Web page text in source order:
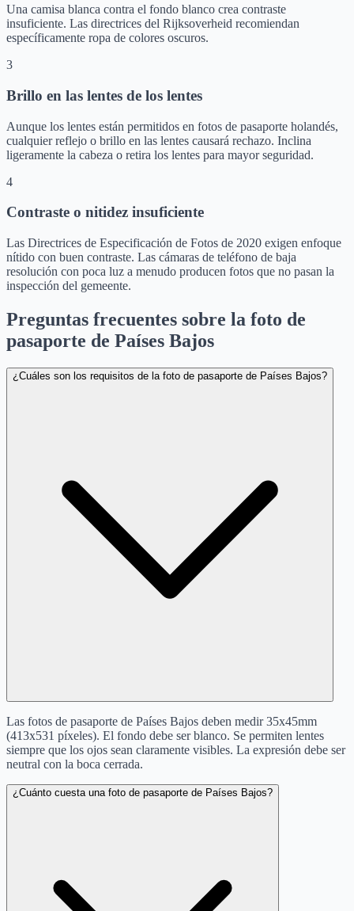
Una camisa blanca contra el fondo blanco crea contraste
insuficiente. Las directrices del Rijksoverheid recomiendan
específicamente ropa de colores oscuros.
3
Brillo en las lentes de los lentes
Aunque los lentes están permitidos en fotos de pasaporte holandés,
cualquier reflejo o brillo en las lentes causará rechazo. Inclina
ligeramente la cabeza o retira los lentes para mayor seguridad.
4
Contraste o nitidez insuficiente
Las Directrices de Especificación de Fotos de 2020 exigen enfoque
nítido con buen contraste. Las cámaras de teléfono de baja
resolución con poca luz a menudo producen fotos que no pasan la
inspección del gemeente.
Preguntas frecuentes sobre la foto de
pasaporte de Países Bajos
¿Cuáles son los requisitos de la foto de pasaporte de Países Bajos?
Las fotos de pasaporte de Países Bajos deben medir 35x45mm
(413x531 píxeles). El fondo debe ser blanco. Se permiten lentes
siempre que los ojos sean claramente visibles. La expresión debe ser
neutral con la boca cerrada.
¿Cuánto cuesta una foto de pasaporte de Países Bajos?